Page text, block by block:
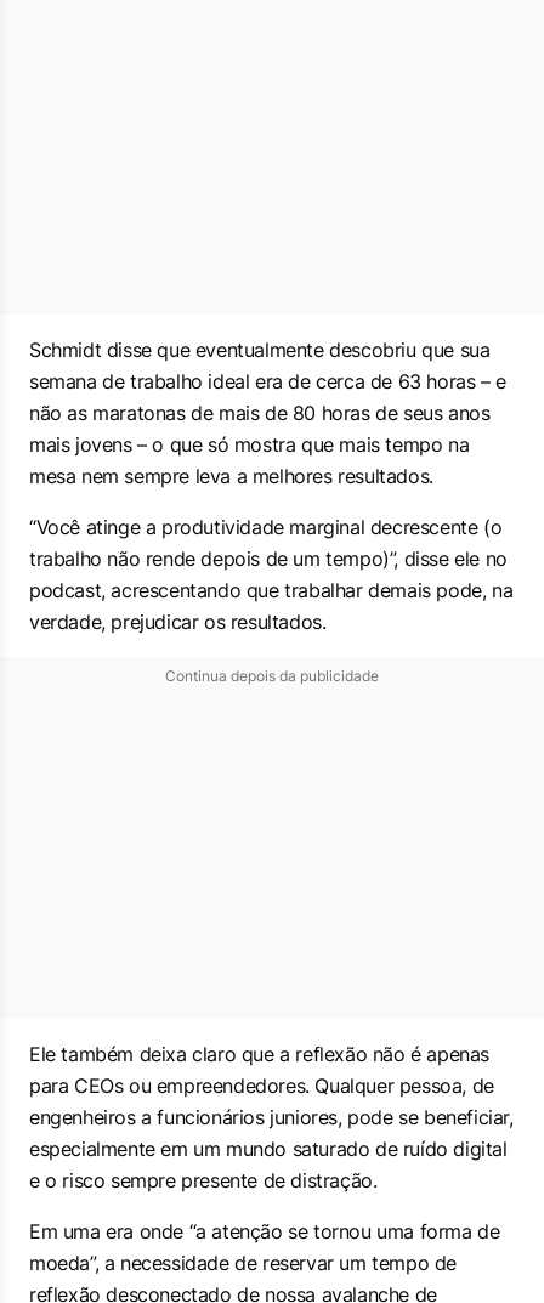
Schmidt disse que eventualmente descobriu que sua
semana de trabalho ideal era de cerca de 63 horas – e
não as maratonas de mais de 80 horas de seus anos
mais jovens – o que só mostra que mais tempo na
mesa nem sempre leva a melhores resultados.
“Você atinge a produtividade marginal decrescente (o
trabalho não rende depois de um tempo)”, disse ele no
podcast, acrescentando que trabalhar demais pode, na
verdade, prejudicar os resultados.
Continua depois da publicidade
Ele também deixa claro que a reflexão não é apenas
para CEOs ou empreendedores. Qualquer pessoa, de
engenheiros a funcionários juniores, pode se beneficiar,
especialmente em um mundo saturado de ruído digital
e o risco sempre presente de distração.
Em uma era onde “a atenção se tornou uma forma de
moeda”, a necessidade de reservar um tempo de
reflexão desconectado de nossa avalanche de